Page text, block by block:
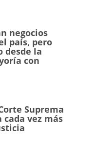
negocios
país, pero
desde la
con
Suprema
vez más